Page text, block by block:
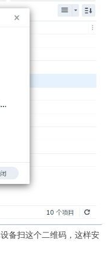
备扫这个二维码，这样安